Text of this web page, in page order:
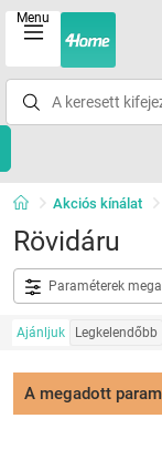
Menu
Akciós kínálat
Rövidáru
Paraméterek
Ajánljuk Legkelendőbb
A megadott